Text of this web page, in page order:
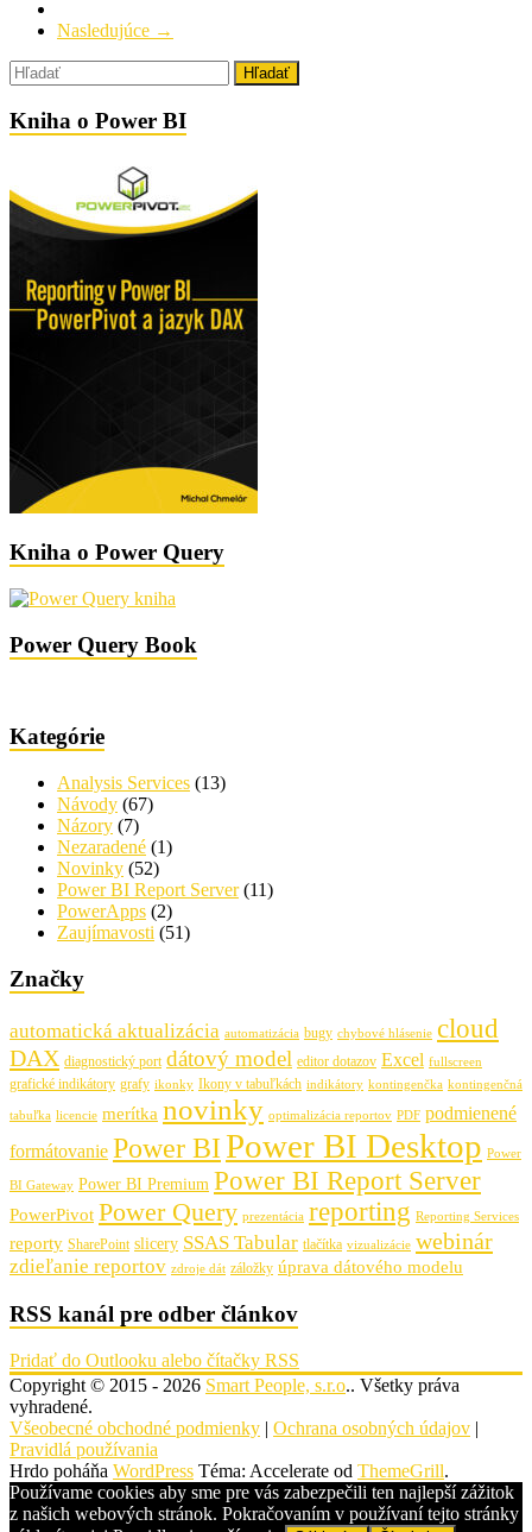
Nasledujúce →
Kniha o Power BI
Kniha o Power Query
Power Query Book
Kategórie
Analysis Services (13)
Návody (67)
Názory (7)
Nezaradené (1)
Novinky (52)
Power BI Report Server(11)
PowerApps (2)
Zaujímavosti (51)
Značky
automatická aktualizácia automatizácia bugy chybové hlásenie cloud
DAX diagnostický port dátový model editor dotazov Excel fullscreen
grafické indikátory grafy ikonky Ikony v tabuľkách indikátory kontingenčka kontingenčná
tabuľka licencie merítka novinky optimalizácia reportov PDF podmienené
formátovanie Power BIPower BI Desktop Power
BI Gateway Power BI Premium Power BI Report Server
PowerPivot Power Query prezentácia reporting Reporting Services
reporty SharePoint slicery SSAS Tabular tlačítka vizualizácie webinár
zdieľanie reportov zdroje dát záložky úprava dátového modelu
RSS kanál pre odber článkov
Pridať do Outlooku alebo čítačky RSS
Copyright © 2015 - 2026 Smart People, s.r.o.. Všetky práva
vyhradené.
Všeobecné obchodné podmienky | Ochrana osobných údajov |
Pravidlá používania
Hrdo poháňa WordPress Téma: Accelerate od ThemeGrill.
Používame cookies aby sme pre vás zabezpečili ten najlepší zážitok
z našich webových stránok. Pokračovaním v používaní tejto stránky